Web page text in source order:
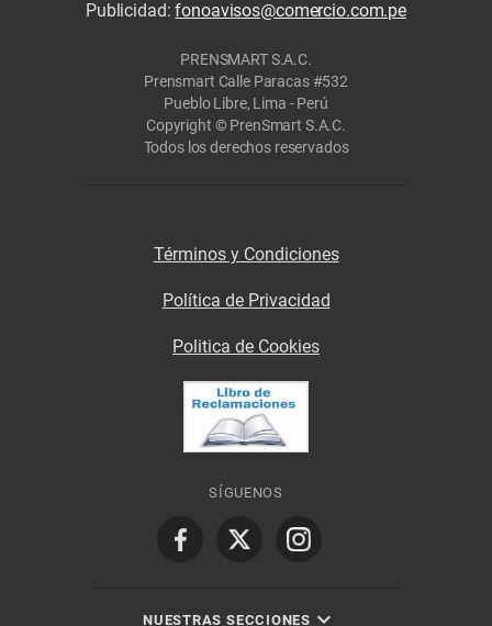
Publicidad:fonoavisos@comercio.com.pe
PRENSMART S.A.C.
Prensmart Calle Paracas #532
Pueblo Libre, Lima - Perú
Copyright © PrenSmart S.A.C.
Todos los derechos reservados
Términos y Condiciones
Política de Privacidad
Politica de Cookies
SÍGUENOS
NUESTRAS SECCIONES